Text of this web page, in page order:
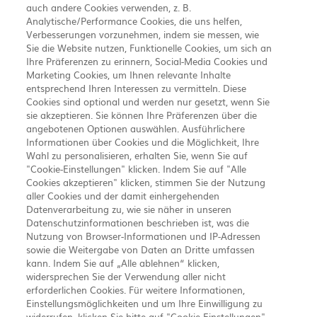
Chugai Pharma Germany GmbH Amelia-Mary-Earhart-
Straße 11b 60549 Frankfurt am Main
CHUGAI PHARMA GERMANY GMBH legt großen Wert auf die Richtigkeit,
auch andere Cookies verwenden, z. B.
Analytische/Performance Cookies, die uns helfen,
Verbesserungen vorzunehmen, indem sie messen, wie
Sie die Website nutzen, Funktionelle Cookies, um sich an
Ihre Präferenzen zu erinnern, Social-Media Cookies und
Marketing Cookies, um Ihnen relevante Inhalte
entsprechend Ihren Interessen zu vermitteln. Diese
Cookies sind optional und werden nur gesetzt, wenn Sie
sie akzeptieren. Sie können Ihre Präferenzen über die
angebotenen Optionen auswählen. Ausführlichere
Informationen über Cookies und die Möglichkeit, Ihre
Wahl zu personalisieren, erhalten Sie, wenn Sie auf
"Cookie-Einstellungen" klicken. Indem Sie auf "Alle
Cookies akzeptieren" klicken, stimmen Sie der Nutzung
aller Cookies und der damit einhergehenden
Datenverarbeitung zu, wie sie näher in unseren
Datenschutzinformationen beschrieben ist, was die
Nutzung von Browser-Informationen und IP-Adressen
sowie die Weitergabe von Daten an Dritte umfassen
kann. Indem Sie auf „Alle ablehnen“ klicken,
widersprechen Sie der Verwendung aller nicht
erforderlichen Cookies. Für weitere Informationen,
Einstellungsmöglichkeiten und um Ihre Einwilligung zu